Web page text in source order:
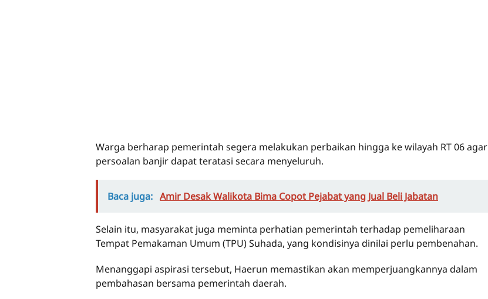
Warga berharap pemerintah segera melakukan perbaikan hingga ke wilayah RT 06 agar
persoalan banjir dapat teratasi secara menyeluruh.
Baca juga: Amir Desak Walikota Bima Copot Pejabat yang Jual Beli Jabatan
Selain itu, masyarakat juga meminta perhatian pemerintah terhadap pemeliharaan
Tempat Pemakaman Umum (TPU) Suhada, yang kondisinya dinilai perlu pembenahan.
Menanggapi aspirasi tersebut, Haerun memastikan akan memperjuangkannya dalam
pembahasan bersama pemerintah daerah.